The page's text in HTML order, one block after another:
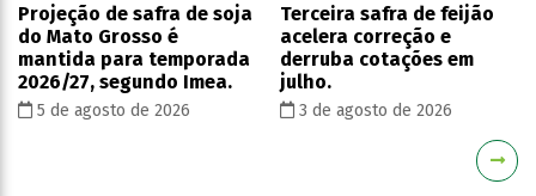
Projeção de safra de soja
do Mato Grosso é
mantida para temporada
2026/27, segundo Imea.
5 de agosto de 2026
Terceira safra de feijão
acelera correção e
derruba cotações em
julho.
3 de agosto de 2026